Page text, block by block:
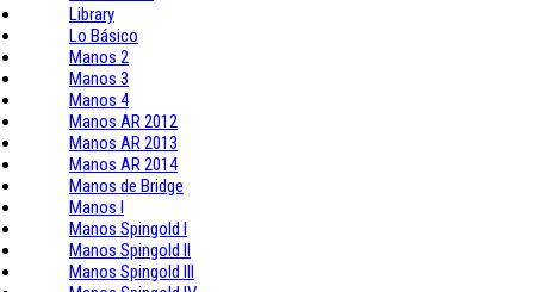
Library
Lo Básico
Manos 2
Manos 3
Manos 4
Manos AR 2012
Manos AR 2013
Manos AR 2014
Manos de Bridge
Manos I
Manos Spingold I
Manos Spingold II
Manos Spingold III